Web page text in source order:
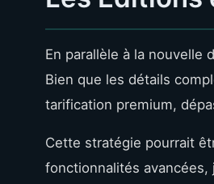
En parallèle à la nouvelle
Bien que les détails
tarification premium,
Cette stratégie pourrait
fonctionnalités